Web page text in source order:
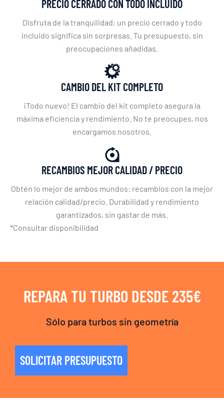
PRECIO CERRADO CON TODO INCLUIDO
Disfruta de la tranquilidad: un precio cerrado y todo
incluido significa sin sorpresas. Tu presupuesto, sin
preocupaciones añadidas.
CAMBIO DEL KIT COMPLETO
¡Todo nuevo! El cambio del kit completo asegura la
máxima eficiencia y rendimiento. No te preocupes, nos
encargamos nosotros.
RECAMBIOS MEJOR CALIDAD / PRECIO
Obtén lo mejor de ambos mundos: recambios con la mejor
relación calidad/precio. Durabilidad y rendimiento
garantizados, sin gastar de más.
*Consultar disponibilidad
REPARA TU TURBO DESDE 235€
Sólo para turbos sin geometría
SOLICITAR PRESUPUESTO